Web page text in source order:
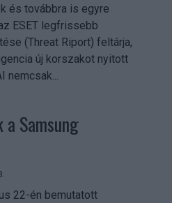
és továbbra is egyre
ESET legfrissebb
(Threat Riport) feltárja,
új korszakot nyitott
nemcsak...
Samsung
22-én bemutatott